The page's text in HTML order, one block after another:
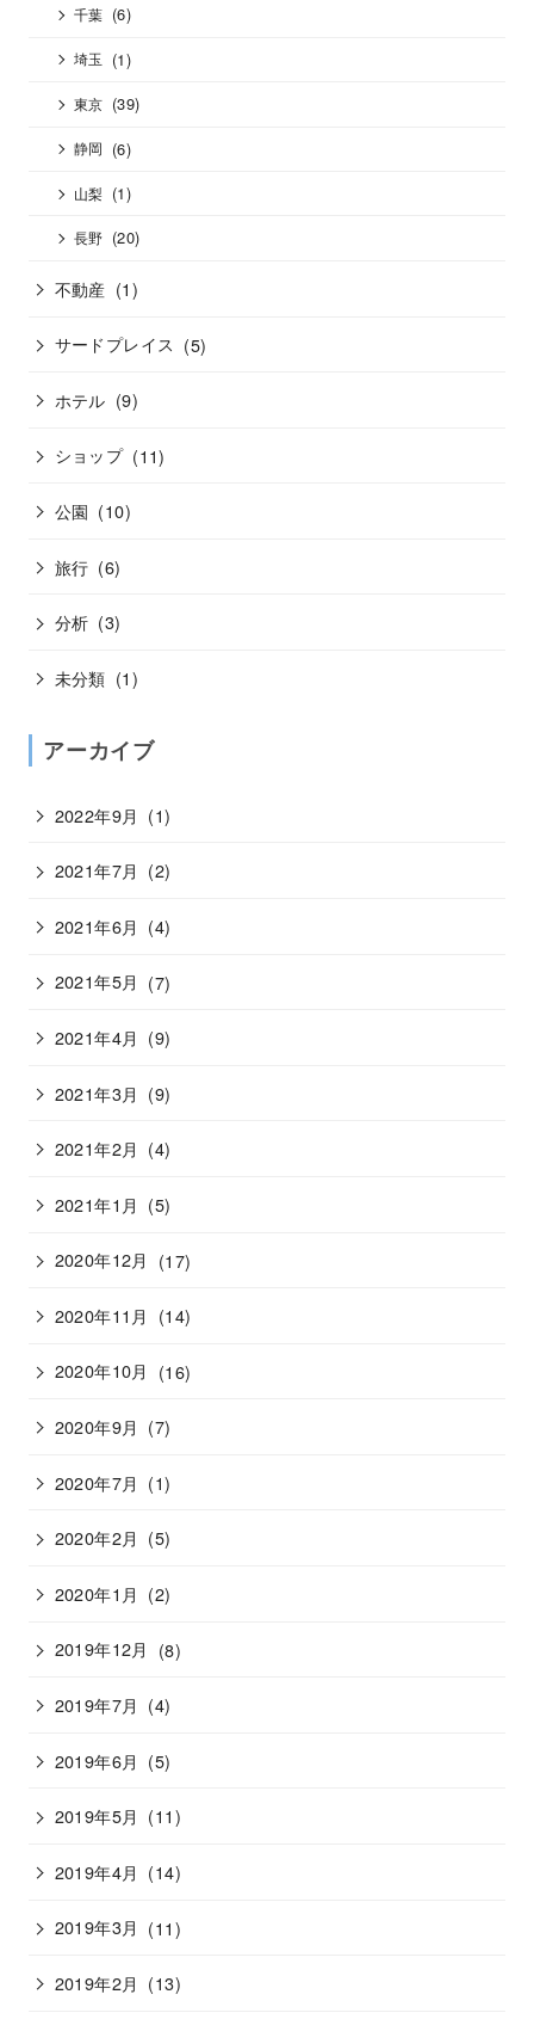
千葉 (6)
埼玉 (1)
東京 (39)
静岡 (6)
山梨 (1)
長野 (20)
不動産 (1)
サードプレイス (5)
ホテル (9)
ショップ (11)
公園 (10)
旅行 (6)
分析 (3)
未分類 (1)
アーカイブ
2022年9月 (1)
2021年7月 (2)
2021年6月 (4)
2021年5月 (7)
2021年4月 (9)
2021年3月 (9)
2021年2月 (4)
2021年1月 (5)
2020年12月 (17)
2020年11月 (14)
2020年10月 (16)
2020年9月 (7)
2020年7月 (1)
2020年2月 (5)
2020年1月 (2)
2019年12月 (8)
2019年7月 (4)
2019年6月 (5)
2019年5月 (11)
2019年4月 (14)
2019年3月 (11)
2019年2月 (13)